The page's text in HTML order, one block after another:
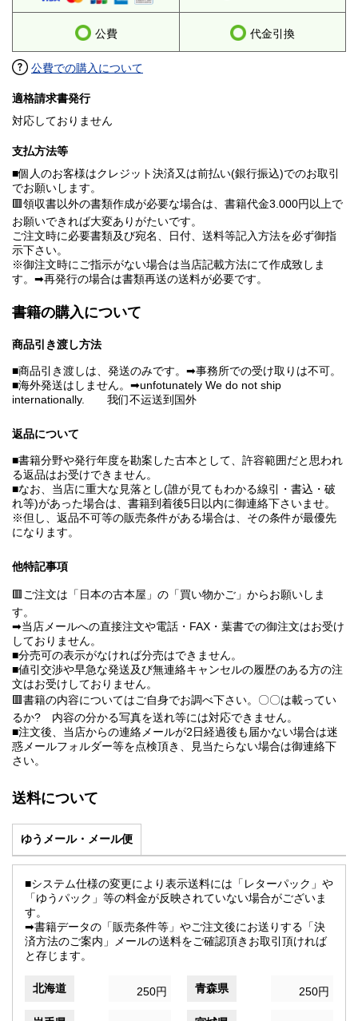
公費 代金引換
公費での購入について
適格請求書発行
対応しておりません
支払方法等
■個人のお客様はクレジット決済又は前払い(銀行振込)でのお取引
でお願いします。
🟥領収書以外の書類作成が必要な場合は、書籍代金3.000円以上で
お願いできれば大変ありがたいです。
ご注文時に必要書類及び宛名、日付、送料等記入方法を必ず御指
示下さい。
※御注文時にご指示がない場合は当店記載方法にて作成致しま
す。➡再発行の場合は書類再送の送料が必要です。
書籍の購入について
商品引き渡し方法
■商品引き渡しは、発送のみです。➡事務所での受け取りは不可。
■海外発送はしません。➡unfotunately We do not ship
internationally. 我们不运送到国外
返品について
■書籍分野や発行年度を勘案した古本として、許容範囲だと思われ
る返品はお受けできません。
■なお、当店に重大な見落とし(誰が見てもわかる線引・書込・破
れ等)があった場合は、書籍到着後5日以内に御連絡下さいませ。
※但し、返品不可等の販売条件がある場合は、その条件が最優先
になります。
他特記事項
🟥ご注文は「日本の古本屋」の「買い物かご」からお願いしま
す。
➡当店メールへの直接注文や電話・FAX・葉書での御注文はお受け
しておりません。
■分売可の表示がなければ分売はできません。
■値引交渉や早急な発送及び無連絡キャンセルの履歴のある方の注
文はお受けしておりません。
🟥書籍の内容についてはご自身でお調べ下さい。〇〇は載ってい
るか? 内容の分かる写真を送れ等には対応できません。
■注文後、当店からの連絡メールが2日経過後も届かない場合は迷
惑メールフォルダー等を点検頂き、見当たらない場合は御連絡下
さい。
送料について
ゆうメール・メール便
■システム仕様の変更により表示送料には「レターパック」や
「ゆうパック」等の料金が反映されていない場合がございま
す。
➡書籍データの「販売条件等」やご注文後にお送りする「決
済方法のご案内」メールの送料をご確認頂きお取引頂ければ
と存じます。
北海道 250円 青森県 250円